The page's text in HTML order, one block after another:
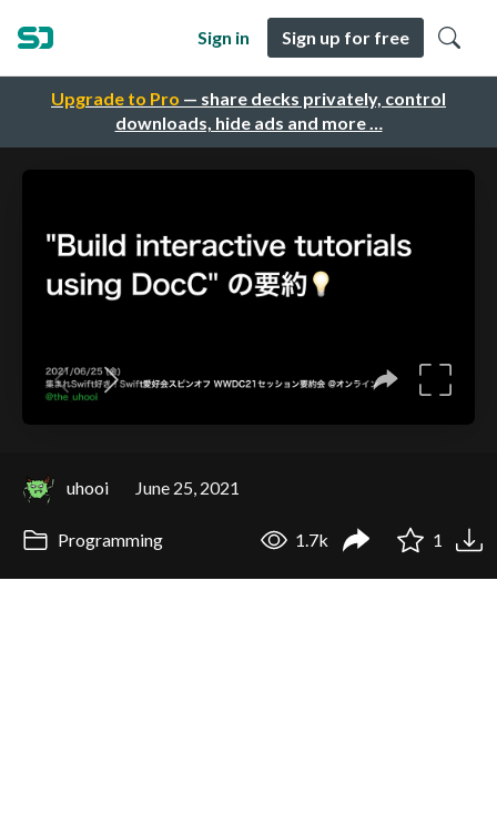
Upgrade to Pro — share decks privately, control
downloads, hide ads and more …
Sign in Sign up for free
uhooi June 25, 2021
Programming 1.7k 1